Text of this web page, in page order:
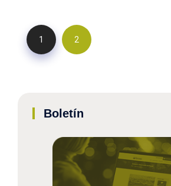
1 2
Boletín